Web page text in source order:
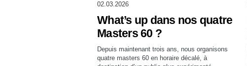
02.03.2026
What’s up dans nos quatre
Masters 60 ?
Depuis maintenant trois ans, nous organisons
quatre masters 60 en horaire décalé, à